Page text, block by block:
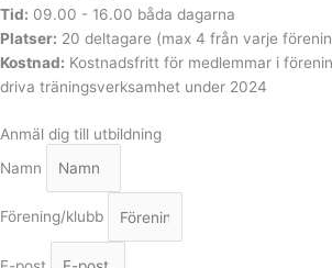
Tid: 09.00 - 16.00 båda dagarna
Platser: 20 deltagare (max 4 från varje
Kostnad: Kostnadsfritt för medlemmar i
driva träningsverksamhet under 2024
Anmäl dig till utbildning
Namn
Förening/klubb